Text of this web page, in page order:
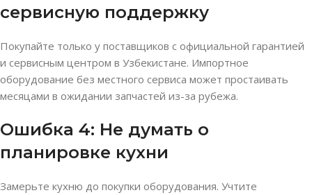
сервисную поддержку
Покупайте только у поставщиков с официальной гарантией
и сервисным центром в Узбекистане. Импортное
оборудование без местного сервиса может простаивать
месяцами в ожидании запчастей из-за рубежа.
Ошибка 4: Не думать о
планировке кухни
Замерьте кухню до покупки оборудования. Учтите